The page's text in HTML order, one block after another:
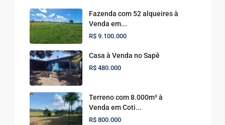
Fazenda com 52 alqueires à
Venda em...
R$ 9.100.000
Casa à Venda no Sapê
R$ 480.000
Terreno com 8.000m² à
Venda em Coti...
R$ 800.000